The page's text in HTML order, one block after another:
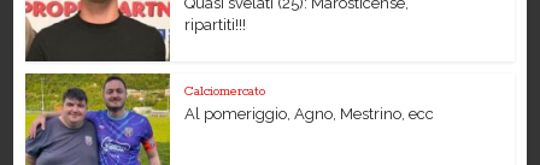
ripartiti!!!
Calciomercato
Al pomeriggio, Agno, Mestrino, ecc